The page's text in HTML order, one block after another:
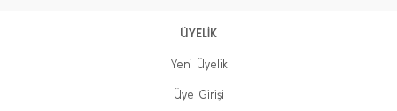
ÜYELİK
Yeni Üyelik
Üye Girişi